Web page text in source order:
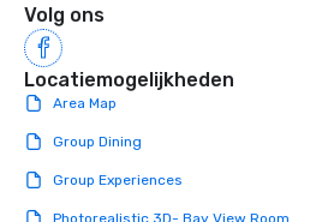
in that "golden hour" energy—where
the music is sophisticated enough for
cocktails and conversation, yet
infectious enough to keep guests
engaged and energized throughout
the night. ► Pop Nouveau has
weddings all over the planet! We are
ready to provide you with the perfect
Volg ons
Locatiemogelijkheden
Area Map
Group Dining
Group Experiences